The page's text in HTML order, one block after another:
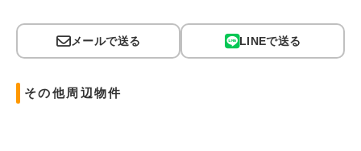
メールで送る LINEで送る
その他周辺物件